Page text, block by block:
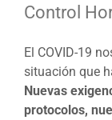
Control
El COVID-19
situación que
Nuevas
protocolos,